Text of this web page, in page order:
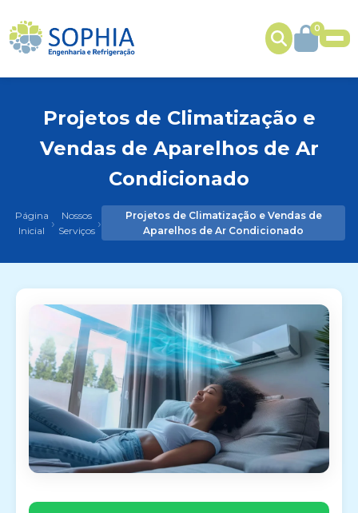
0
Projetos de Climatização e
Vendas de Aparelhos de Ar
Condicionado
Página
Inicial
›
Nossos
Serviços ›
Projetos de Climatização e Vendas de
Aparelhos de Ar Condicionado